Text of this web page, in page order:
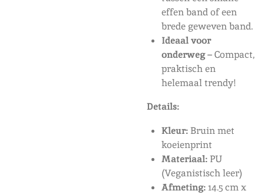
effen band of een
brede geweven band.
Ideaal voor
onderweg– Compact,
praktisch en
helemaal trendy!
Details:
Kleur:Bruin met
koeienprint
Materiaal:PU
(Veganistisch leer)
Afmeting:14.5 cm x